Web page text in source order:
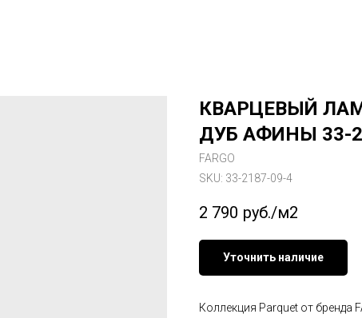
КВАРЦЕВЫЙ
ДУБ АФИНЫ 33-
FARGO
SKU: 33-2187-09-4
2 790 руб./м2
Уточнить наличие
Коллекция Parquet от бренда